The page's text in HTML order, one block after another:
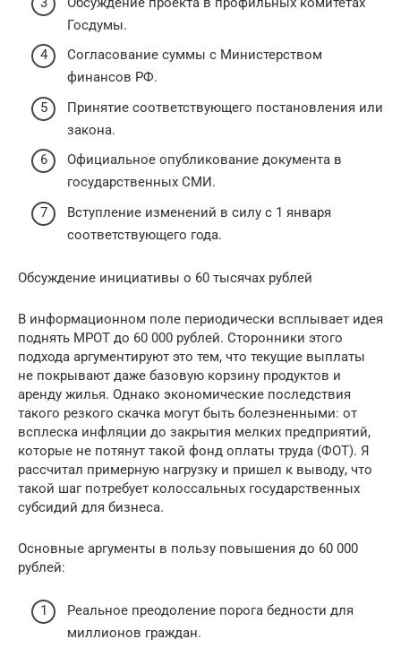
Госдумы.
Согласование суммы с Министерством
финансов РФ.
Принятие соответствующего постановления или
закона.
Официальное опубликование документа в
государственных СМИ.
Вступление изменений в силу с 1 января
соответствующего года.
Обсуждение инициативы о 60 тысячах рублей
В информационном поле периодически всплывает идея
поднять МРОТ до 60 000 рублей. Сторонники этого
подхода аргументируют это тем, что текущие выплаты
не покрывают даже базовую корзину продуктов и
аренду жилья. Однако экономические последствия
такого резкого скачка могут быть болезненными: от
всплеска инфляции до закрытия мелких предприятий,
которые не потянут такой фонд оплаты труда (ФОТ). Я
рассчитал примерную нагрузку и пришел к выводу, что
такой шаг потребует колоссальных государственных
субсидий для бизнеса.
Основные аргументы в пользу повышения до 60 000
рублей:
Реальное преодоление порога бедности для
миллионов граждан.